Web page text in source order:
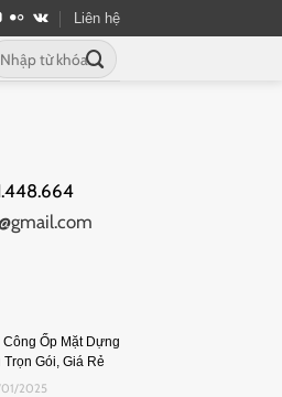
Liên hệ
Công Ốp Mặt Dựng
Trọn Gói, Giá Rẻ
2025